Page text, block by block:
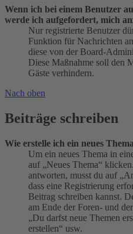
Wenn ich bei einem Benutzer
werde ich aufgefordert, mich
Nur registrierte Benutzer
Funktion für Nachrichten
diese von der Board-
Diese Maßnahme soll den
Gäste verhindern.
Nach oben
Beiträge schreiben
Wie erstelle ich ein neues
Um ein neues Thema in
auf „Neues Thema“
antworten, musst du auf
dass eine Registrierung
Beitrag schreiben kannst.
am Ende der Foren- und
„Du darfst neue Themen
erstellen“ usw.